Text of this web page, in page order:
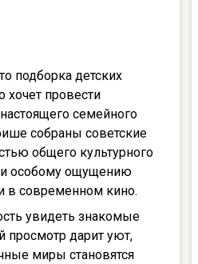
подборка детских
хочет провести
семейного
собраны советские
общего культурного
и особому ощущению
в современном кино.
увидеть знакомые
дарит уют,
миры становятся